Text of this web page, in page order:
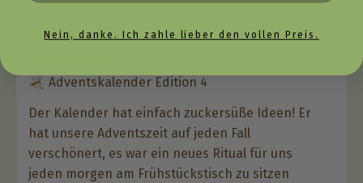
Alina Verifizierter Kauf 09.12.2024
Adventskalender Edition 4
Der Kalender hat einfach zuckersüße Ideen! Er
hat unsere Adventszeit auf jeden Fall
verschönert, es war ein neues Ritual für uns
jeden morgen am Frühstückstisch zu sitzen
Nein, danke. Ich zahle lieber den vollen Preis.